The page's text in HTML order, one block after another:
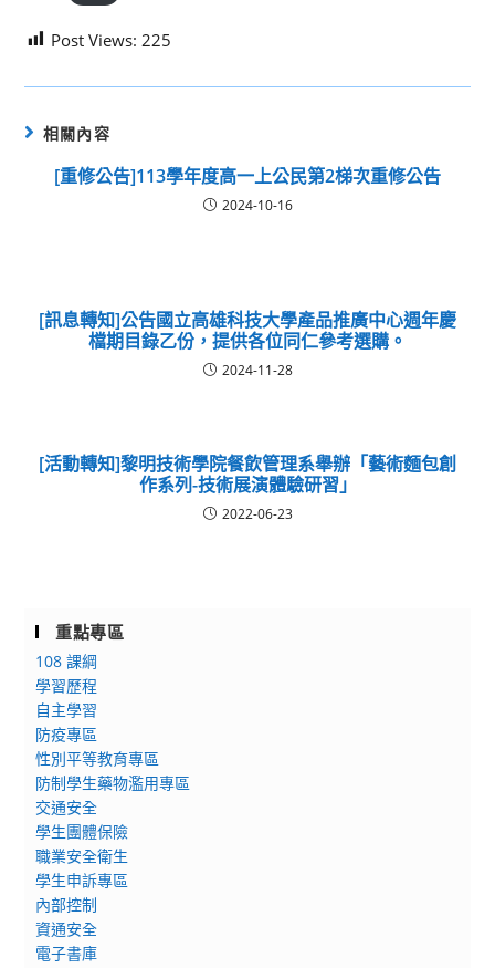
Post Views: 225
相關內容
[重修公告]113學年度高一上公民第2梯次重修公告
2024-10-16
[訊息轉知]公告國立高雄科技大學產品推廣中心週年慶
檔期目錄乙份，提供各位同仁參考選購。
2024-11-28
[活動轉知]黎明技術學院餐飲管理系舉辦「藝術麵包創
作系列-技術展演體驗研習」
2022-06-23
重點專區
108 課綱
學習歷程
自主學習
防疫專區
性別平等教育專區
防制學生藥物濫用專區
交通安全
學生團體保險
職業安全衛生
學生申訴專區
內部控制
資通安全
電子書庫